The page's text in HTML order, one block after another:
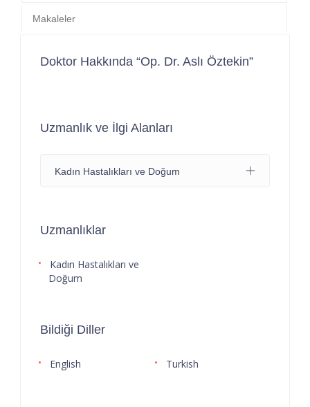
Makaleler
Doktor Hakkında “Op. Dr. Aslı Öztekin”
Uzmanlık ve İlgi Alanları
Kadın Hastalıkları ve Doğum
Uzmanlıklar
Kadın Hastalıkları ve
Doğum
Bildiği Diller
English Turkish